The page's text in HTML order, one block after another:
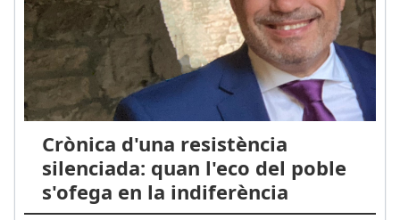
Crònica d'una resistència
silenciada: quan l'eco del poble
s'ofega en la indiferència